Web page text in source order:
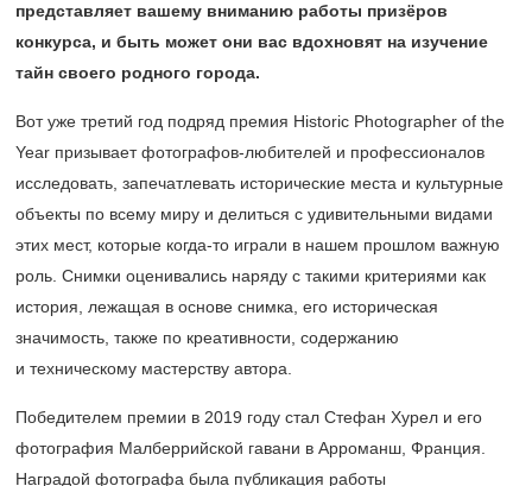
представляет вашему вниманию работы призёров
конкурса, и быть может они вас вдохновят на изучение
тайн своего родного города.
Вот уже третий год подряд премия Historic Photographer of the
Year призывает фотографов-любителей и профессионалов
исследовать, запечатлевать исторические места и культурные
объекты по всему миру и делиться с удивительными видами
этих мест, которые когда-то играли в нашем прошлом важную
роль. Снимки оценивались наряду с такими критериями как
история, лежащая в основе снимка, его историческая
значимость, также по креативности, содержанию
и техническому мастерству автора.
Победителем премии в 2019 году стал Стефан Хурел и его
фотография Малберрийской гавани в Арроманш, Франция.
Наградой фотографа была публикация работы